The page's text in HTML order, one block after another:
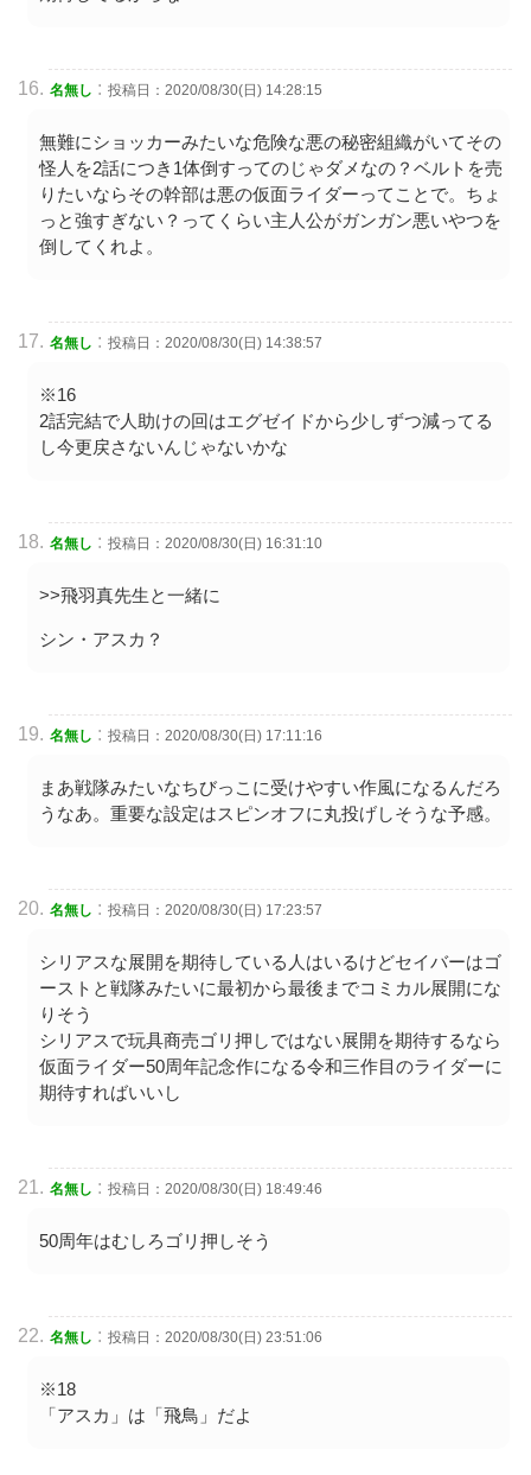
名無し : 投稿日：2020/08/30(日) 14:28:15
無難にショッカーみたいな危険な悪の秘密組織がいてその
怪人を2話につき1体倒すってのじゃダメなの？ベルトを売
りたいならその幹部は悪の仮面ライダーってことで。ちょ
っと強すぎない？ってくらい主人公がガンガン悪いやつを
倒してくれよ。
名無し : 投稿日：2020/08/30(日) 14:38:57
※16
2話完結で人助けの回はエグゼイドから少しずつ減ってる
し今更戻さないんじゃないかな
名無し : 投稿日：2020/08/30(日) 16:31:10
>>飛羽真先生と一緒に
シン・アスカ？
名無し : 投稿日：2020/08/30(日) 17:11:16
まあ戦隊みたいなちびっこに受けやすい作風になるんだろ
うなあ。重要な設定はスピンオフに丸投げしそうな予感。
名無し : 投稿日：2020/08/30(日) 17:23:57
シリアスな展開を期待している人はいるけどセイバーはゴ
ーストと戦隊みたいに最初から最後までコミカル展開にな
りそう
シリアスで玩具商売ゴリ押しではない展開を期待するなら
仮面ライダー50周年記念作になる令和三作目のライダーに
期待すればいいし
名無し : 投稿日：2020/08/30(日) 18:49:46
50周年はむしろゴリ押しそう
名無し : 投稿日：2020/08/30(日) 23:51:06
※18
「アスカ」は「飛鳥」だよ